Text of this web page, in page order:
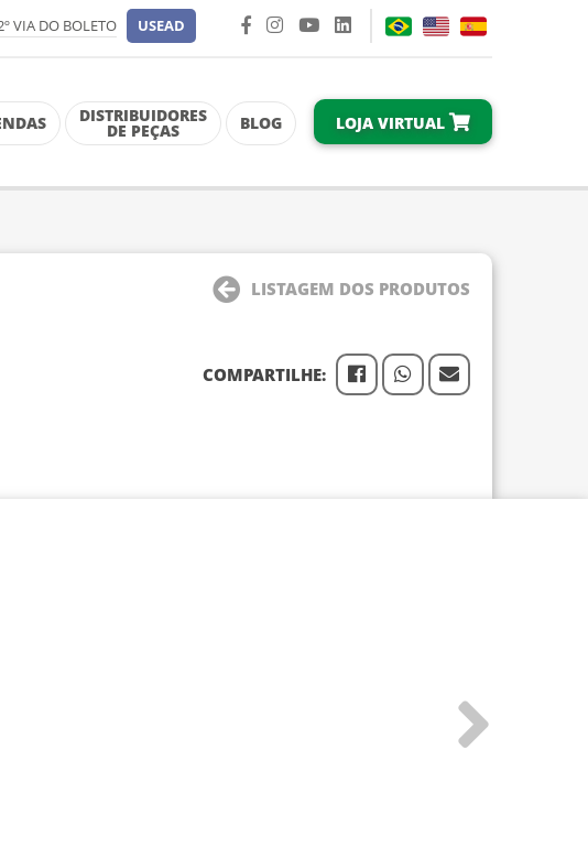
VIA DO BOLETO USEAD
DISTRIBUIDORES
DE PEÇAS BLOG LOJA VIRTUAL
LISTAGEM DOS PRODUTOS
COMPARTILHE: